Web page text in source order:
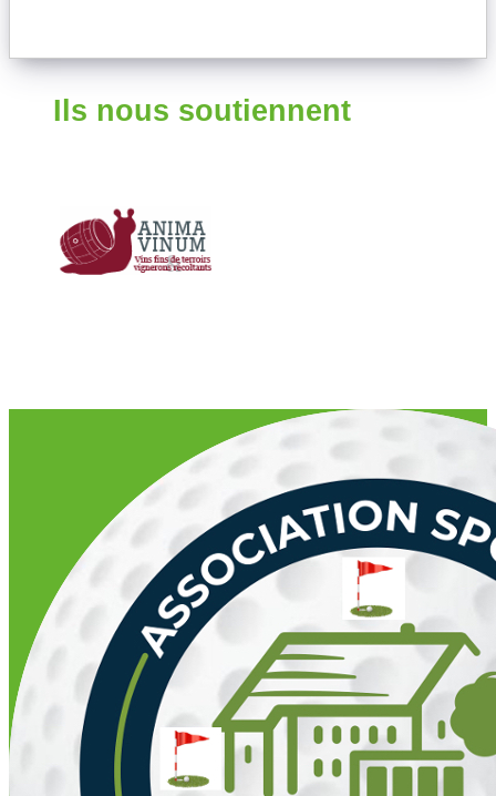
Ils nous soutiennent